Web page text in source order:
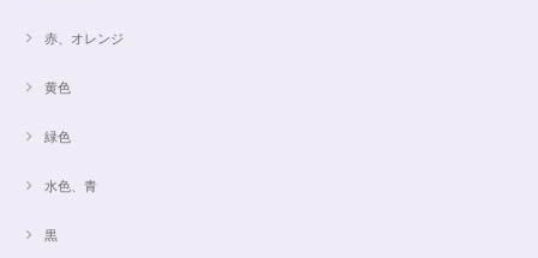
赤、オレンジ
黄色
緑色
水色、青
黒